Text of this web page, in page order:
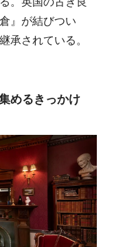
』が結びつい
承されている。
めるきっかけ